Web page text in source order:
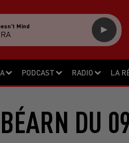
PODCAST RADIO LA
Mind
DU